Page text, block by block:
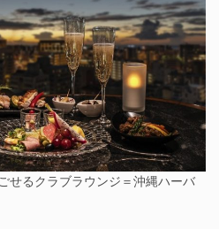
せるクラブラウンジ＝沖縄ハーバ